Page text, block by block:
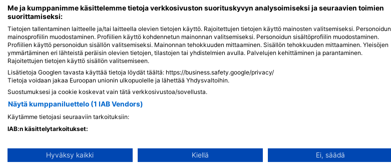
J F M A M J J A S O N D
Lähellä olevat sukelluskohteet
Me ja kumppanimme käsittelemme tietoja verkkosivuston suorituskyvyn analysoimiseksi ja seuraavien toimien
suorittamiseksi:
Tietojen tallentaminen laitteelle ja/tai laitteella olevien tietojen käyttö. Rajoitettujen tietojen käyttö mainosten valitsemiseksi. Personoidun
mainosprofiilin muodostaminen. Profiilien käyttö kohdennetun mainonnan valitsemiseksi. Personoidun sisältöprofiilin muodostaminen.
Profiilien käyttö personoidun sisällön valitsemiseksi. Mainonnan tehokkuuden mittaaminen. Sisällön tehokkuuden mittaaminen. Yleisöjen
ymmärtäminen eri lähteistä peräisin olevien tietojen, tilastojen tai yhdistelmien avulla. Palvelujen kehittäminen ja parantaminen.
Rajoitettujen tietojen käyttö sisällön valitsemiseen.
Lisätietoja Googlen tavasta käyttää tietoja löydät täältä: https://business.safety.google/privacy/
Tietoja voidaan jakaa Euroopan unionin ulkopuolelle ja lähettää Yhdysvaltoihin.
Suostumuksesi ja cookie koskevat vain tätä verkkosivustoa/sovellusta.
Näytä kumppaniluettelo (1 IAB Vendors)
Käytämme tietojasi seuraaviin tarkoituksiin:
IAB:n käsittelytarkoitukset:
Rajoitettujen tietojen käyttö mainosten valitsemiseksi
Hyväksy kaikki Kiellä Ei, säädä